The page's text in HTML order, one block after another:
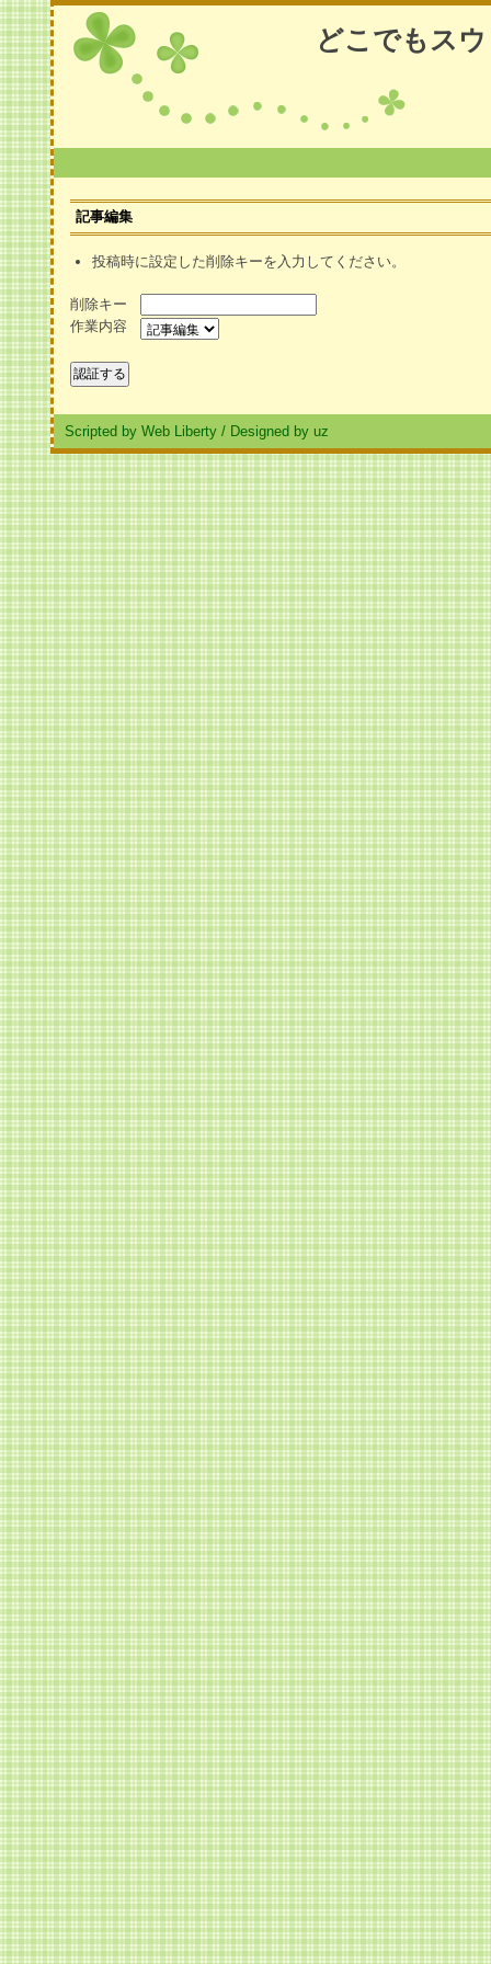
どこでもス
記事編集
投稿時に設定した削除キーを入力してください。
削除キー
作業内容
Scripted by Web Liberty / Designed by uz